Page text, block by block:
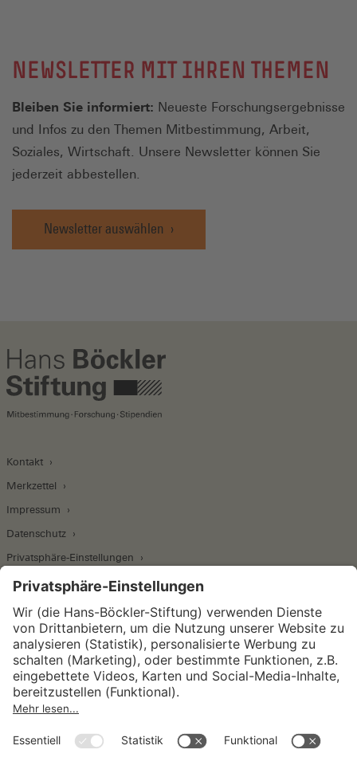
NEWSLETTER MIT IHREN THEMEN
Bleiben Sie informiert: Neueste Forschungsergebnisse
und Infos zu den Themen Mitbestimmung, Arbeit,
Soziales, Wirtschaft. Unsere Newsletter können Sie
jederzeit abbestellen.
Newsletter auswählen
Kontakt
Merkzettel
Impressum
Datenschutz
Privatsphäre-Einstellungen
Wirtschafts- und Sozialwissenschaftliches Institut
Institut für Makroökonomie und
Konjunkturforschung